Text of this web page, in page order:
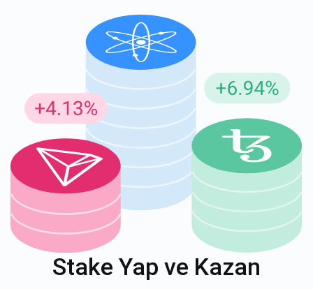
Stake Yap ve Kazan
Atomic
1000.000
support@atomicwallet.io
YouTube'umuza göz atın
Güncellemeler için Abone Ol
En son proje güncellemelerini ve kripto kılavuzlarını ilk alan
siz olun